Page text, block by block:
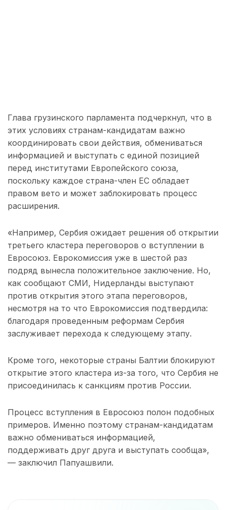
Глава грузинского парламента подчеркнул, что в
этих условиях странам-кандидатам важно
координировать свои действия, обмениваться
информацией и выступать с единой позицией
перед институтами Европейского союза,
поскольку каждое страна-член ЕС обладает
правом вето и может заблокировать процесс
расширения.
«Например, Сербия ожидает решения об открытии
третьего кластера переговоров о вступлении в
Евросоюз. Еврокомиссия уже в шестой раз
подряд вынесла положительное заключение. Но,
как сообщают СМИ, Нидерланды выступают
против открытия этого этапа переговоров,
несмотря на то что Еврокомиссия подтвердила:
благодаря проведенным реформам Сербия
заслуживает перехода к следующему этапу.
Кроме того, некоторые страны Балтии блокируют
открытие этого кластера из-за того, что Сербия не
присоединилась к санкциям против России.
Процесс вступления в Евросоюз полон подобных
примеров. Именно поэтому странам-кандидатам
важно обмениваться информацией,
поддерживать друг друга и выступать сообща»,
— заключил Папуашвили.